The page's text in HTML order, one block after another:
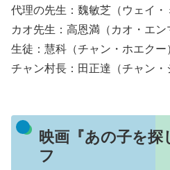
代理の先生：魏敏芝（ウェイ・
カオ先生：高恩満（カオ・エン
生徒：慧科（チャン・ホエクー
チャン村長：田正達（チャン・
映画『あの子を探
フ